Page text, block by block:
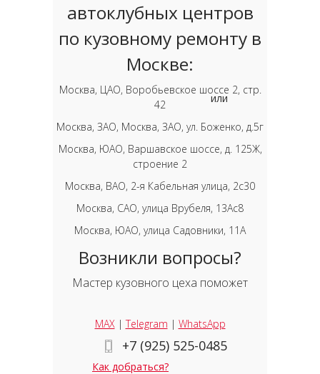
автоклубных центров
по кузовному ремонту в
Москве:
Москва, ЦАО, Воробьевское шоссе 2, стр.
42
Москва, ЗАО, Москва, ЗАО, ул. Боженко, д.5г
Москва, ЮАО, Варшавское шоссе, д. 125Ж,
строение 2
Москва, ВАО, 2-я Кабельная улица, 2с30
Москва, САО, улица Врубеля, 13Ас8
Москва, ЮАО, улица Садовники, 11А
Возникли вопросы?
Мастер кузовного цеха поможет
MAX|Telegram | WhatsApp
+7 (925) 525-0485
Как добраться?
или